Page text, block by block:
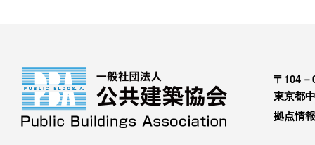
〒104－
東京都
拠点情